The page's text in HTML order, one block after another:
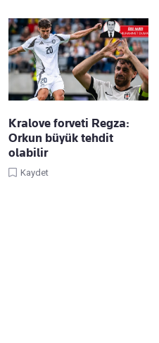
Kralove forveti Regza:
Orkun büyük tehdit
olabilir
Kaydet